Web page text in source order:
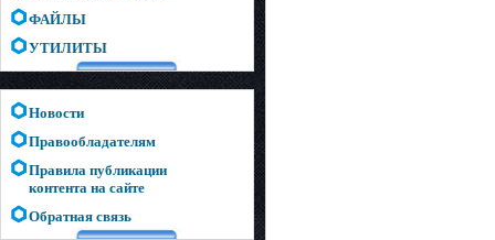
ФАЙЛЫ
УТИЛИТЫ
Новости
Правообладателям
Правила публикации
контента на сайте
Обратная связь